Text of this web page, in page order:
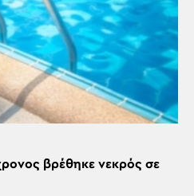
βρέθηκε νεκρός σε